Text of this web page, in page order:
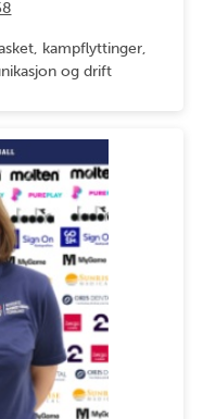
kampflyttinger,
og drift